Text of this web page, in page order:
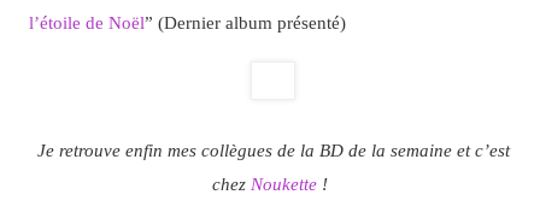
l’étoile de Noël” (Dernier album présenté)
Je retrouve enfin mes collègues de la BD de la semaine et c’est
chez Noukette !